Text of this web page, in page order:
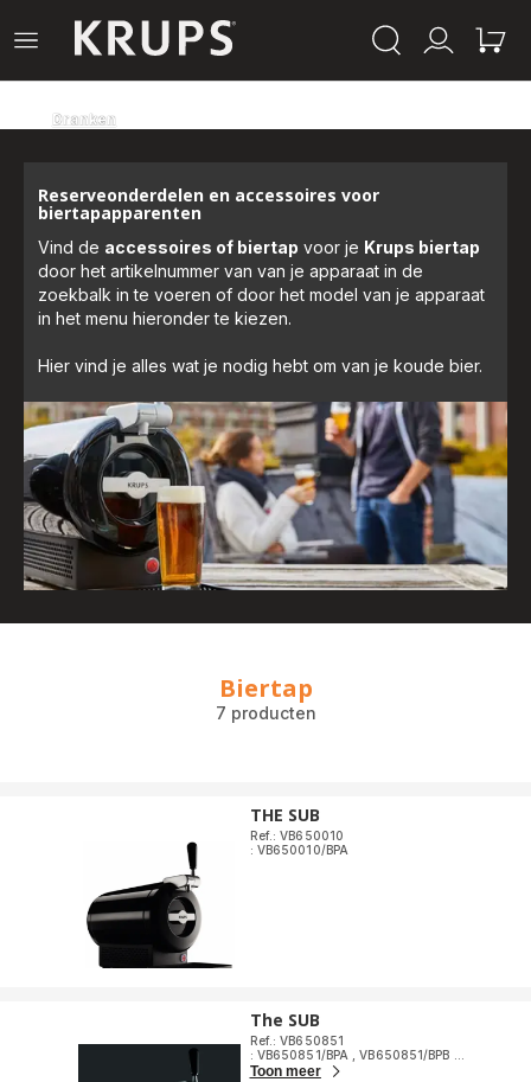
Mijn
Mijn
Open
Dranken
Reserveonderdelen en accessoires voor
biertapapparenten
Vind de accessoires of biertap voor je Krups biertap
door het artikelnummer van van je apparaat in de
zoekbalk in te voeren of door het model van je apparaat
in het menu hieronder te kiezen.
Hier vind je alles wat je nodig hebt om van je koude bier.
Biertap
7 producten
THE SUB
Ref.: VB650010
: VB650010/BPA
The SUB
Ref.: VB650851
: VB650851/BPA
,VB650851/BPB
Toon meer